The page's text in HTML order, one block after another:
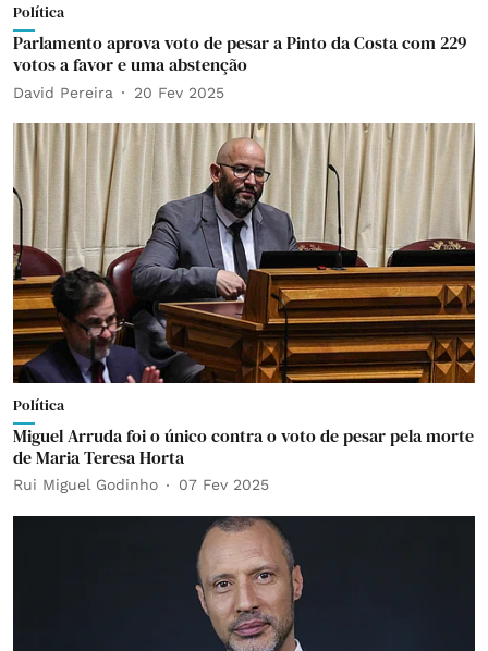
Política
Parlamento aprova voto de pesar a Pinto da Costa com 229
votos a favor e uma abstenção
David Pereira 20 Fev 2025
Política
Miguel Arruda foi o único contra o voto de pesar pela morte
de Maria Teresa Horta
Rui Miguel Godinho 07 Fev 2025